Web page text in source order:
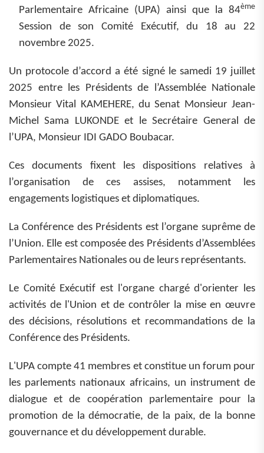
Parlementaire Africaine (UPA) ainsi que la 84ème
Session de son Comité Exécutif, du 18 au 22
novembre 2025.
Un protocole d’accord a été signé le samedi 19 juillet
2025 entre les Présidents de l’Assemblée Nationale
Monsieur Vital KAMEHERE, du Senat Monsieur Jean-
Michel Sama LUKONDE et le Secrétaire General de
l’UPA, Monsieur IDI GADO Boubacar.
Ces documents fixent les dispositions relatives à
l’organisation de ces assises, notamment les
engagements logistiques et diplomatiques.
La Conférence des Présidents est l’organe suprême de
l’Union. Elle est composée des Présidents d’Assemblées
Parlementaires Nationales ou de leurs représentants.
Le Comité Exécutif est l'organe chargé d'orienter les
activités de l'Union et de contrôler la mise en œuvre
des décisions, résolutions et recommandations de la
Conférence des Présidents.
L'UPA compte 41 membres et constitue un forum pour
les parlements nationaux africains, un instrument de
dialogue et de coopération parlementaire pour la
promotion de la démocratie, de la paix, de la bonne
gouvernance et du développement durable.